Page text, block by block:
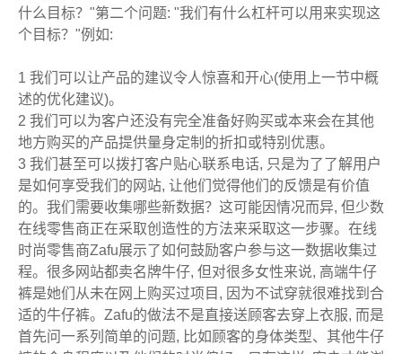
什么目标？"第二个问题: "我们有什么杠杆可以用来实现这
个目标？"例如:
1 我们可以让产品的建议令人惊喜和开心(使用上一节中概
述的优化建议)。
2 我们可以为客户还没有完全准备好购买或本来会在其他
地方购买的产品提供量身定制的折扣或特别优惠。
3 我们甚至可以拨打客户贴心联系电话, 只是为了了解用户
是如何享受我们的网站, 让他们觉得他们的反馈是有价值
的。我们需要收集哪些新数据？这可能因情况而异, 但少数
在线零售商正在采取创造性的方法来采取这一步骤。在线
时尚零售商Zafu展示了如何鼓励客户参与这一数据收集过
程。很多网站都卖名牌牛仔, 但对很多女性来说, 高端牛仔
裤是她们从未在网上购买过项目, 因为不试穿就很难找到合
适的牛仔裤。Zafu的做法不是直接送顾客去穿上衣服, 而是
首先问一系列简单的问题, 比如顾客的身体类型、其他牛仔